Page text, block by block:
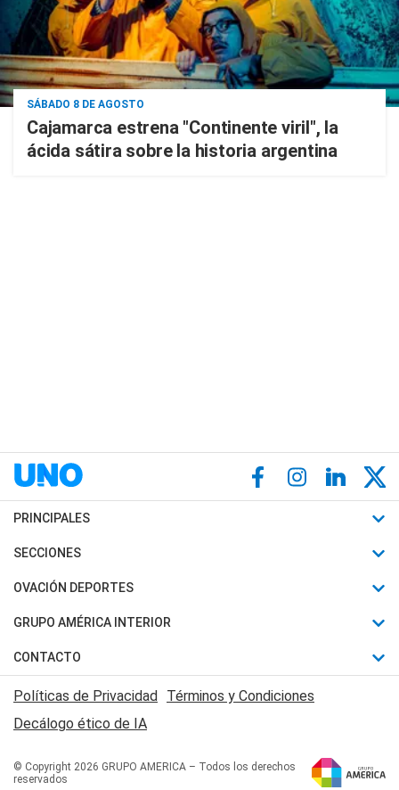
SÁBADO 8 DE AGOSTO
Cajamarca estrena "Continente viril", la
ácida sátira sobre la historia argentina
PRINCIPALES
Últimas Noticias
Política
Judiciales
Economia
SECCIONES
Horóscopo
Motores
Trucos caseros
Series y Películas
Edictos y Solicitadas
OVACIÓN DEPORTES
Fútbol
Mundial
Automovilismo
Rugby
Básquet
GRUPO AMÉRICA INTERIOR
Canal 7 en Vivo
San Juan 8
CONTACTO
Acerca de Nosotros
Contactanos
Políticas de Privacidad Términos y Condiciones
Decálogo ético de IA
© Copyright 2026 GRUPO AMERICA – Todos los derechos
reservados